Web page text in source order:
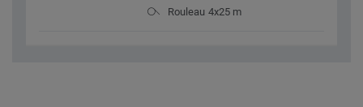
Rouleau 4x25 m